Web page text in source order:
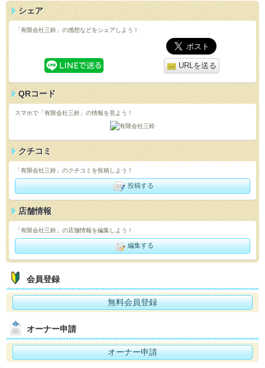
シェア
「有限会社三鈴」の感想などをシェアしよう！
URLを送る
QRコード
スマホで「有限会社三鈴」の情報を見よう！
クチコミ
「有限会社三鈴」のクチコミを投稿しよう！
投稿する
店舗情報
「有限会社三鈴」の店舗情報を編集しよう！
編集する
会員登録
無料会員登録
オーナー申請
オーナー申請